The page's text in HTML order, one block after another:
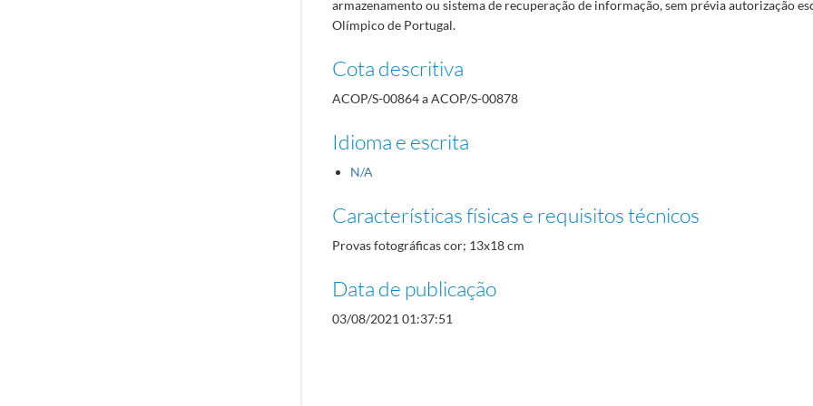
armazenamento ou sistema de recuperação de informação, sem prévia autorização
Olímpico de Portugal.
Cota descritiva
ACOP/S-00864 a ACOP/S-00878
Idioma e escrita
N/A
Características físicas e requisitos técnicos
Provas fotográficas cor; 13x18 cm
Data de publicação
03/08/2021 01:37:51